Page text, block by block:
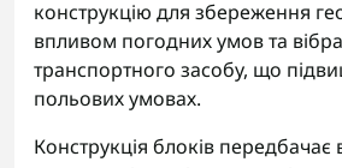
конструкцію для збереження
впливом погодних умов та
транспортного засобу, що
польових умовах.
Конструкція блоків передбачає